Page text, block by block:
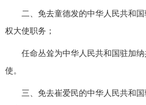
二、免去童德发的中华人民共和
权大使职务；
任命丛耸为中华人民共和国驻加
使。
三、免去崔爱民的中华人民共和